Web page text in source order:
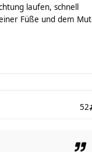
laufen, schnell
Füße und dem Mut
52